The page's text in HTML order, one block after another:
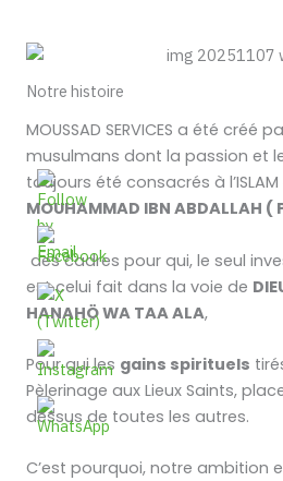
Notre histoire
MOUSSAD SERVICES a été créé
musulmans dont la passion et
toujours été consacrés à
MOUHAMMAD IBN ABDALLAH (
des cadres pour qui, le seul
est celui fait dans la voie de
HANAHÖ WA TAA ALA,
Pour qui les gains spirituels
Pèlerinage aux Lieux Saints,
dessus de toutes les autres.
C’est pourquoi, notre ambition